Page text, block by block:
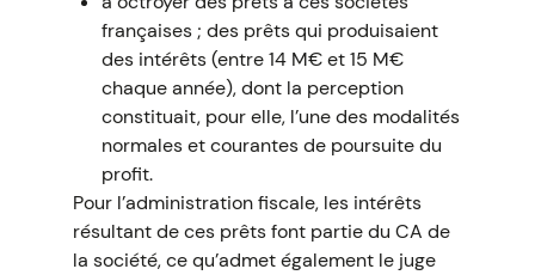
françaises ; des prêts qui produisaient
des intérêts (entre 14 M€ et 15 M€
chaque année), dont la perception
constituait, pour elle, l’une des modalités
normales et courantes de poursuite du
profit.
Pour l’administration fiscale, les intérêts
résultant de ces prêts font partie du CA de
la société, ce qu’admet également le juge